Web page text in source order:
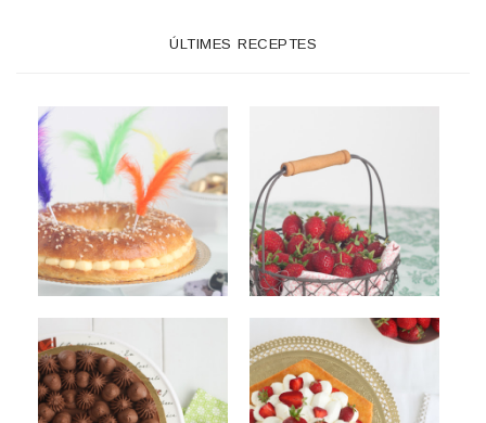
ÚLTIMES RECEPTES